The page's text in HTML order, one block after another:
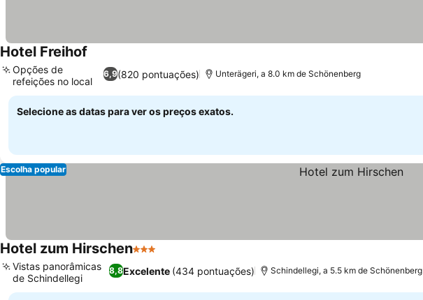
Hotel Freihof
6,9(820 pontuações)
Opções de
refeições no local
Unterägeri, a 8.0 km de Schönenberg
Selecione as datas para ver os preços exatos.
Escolha popular
Hotel zum Hirschen3 Estrelas
8,8Excelente (434 pontuações)
Vistas panorâmicas
de Schindellegi
Schindellegi, a 5.5 km de Schönenberg